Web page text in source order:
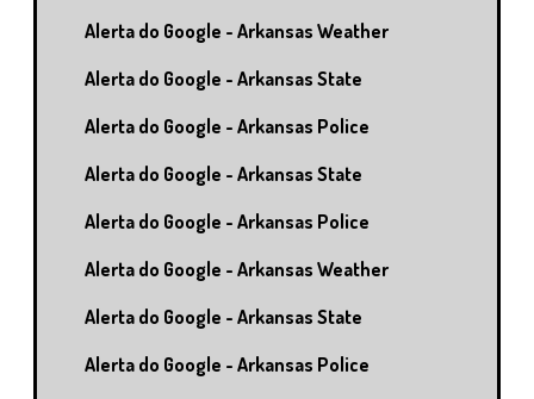
Alerta do Google - Arkansas Weather
Alerta do Google - Arkansas State
Alerta do Google - Arkansas Police
Alerta do Google - Arkansas State
Alerta do Google - Arkansas Police
Alerta do Google - Arkansas Weather
Alerta do Google - Arkansas State
Alerta do Google - Arkansas Police